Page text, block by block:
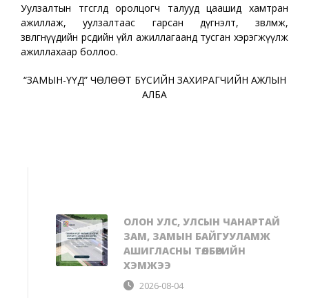
Уулзалтын төгсгөлд оролцогч талууд цаашид хамтран
ажиллаж, уулзалтаас гарсан дүгнэлт, зөвлөмж,
зөвлөгөөнүүдийн өөрсдийн үйл ажиллагаанд тусган хэрэгжүүлж
ажиллахаар боллоо.
“ЗАМЫН-ҮҮД” ЧӨЛӨӨТ БҮСИЙН ЗАХИРАГЧИЙН АЖЛЫН
АЛБА
ОЛОН УЛС, УЛСЫН ЧАНАРТАЙ
ЗАМ, ЗАМЫН БАЙГУУЛАМЖ
АШИГЛАСНЫ ТӨЛБӨРИЙН
ХЭМЖЭЭ
2026-08-04